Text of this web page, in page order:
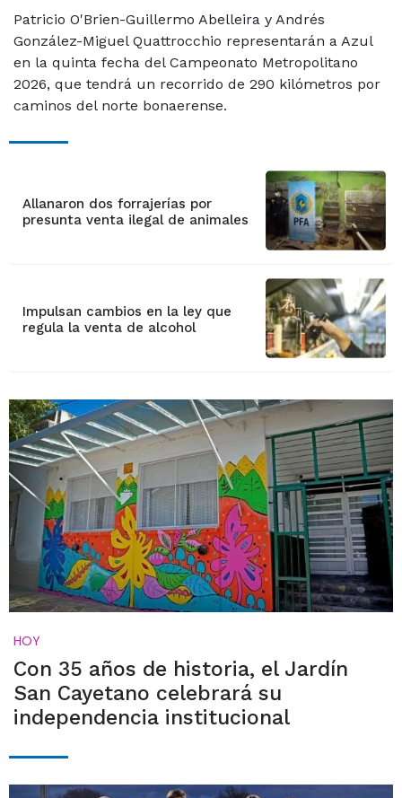
Patricio O'Brien-Guillermo Abelleira y Andrés
González-Miguel Quattrocchio representarán a Azul
en la quinta fecha del Campeonato Metropolitano
2026, que tendrá un recorrido de 290 kilómetros por
caminos del norte bonaerense.
Allanaron dos forrajerías por
presunta venta ilegal de animales
Impulsan cambios en la ley que
regula la venta de alcohol
HOY
Con 35 años de historia, el Jardín
San Cayetano celebrará su
independencia institucional